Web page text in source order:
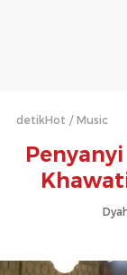
detikHot Music